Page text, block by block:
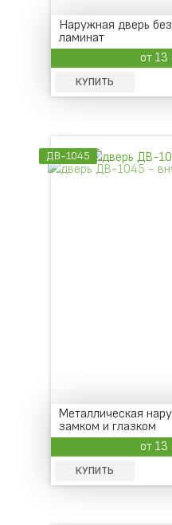
Наружная дверь
ламинат
от 13
КУПИТЬ
ДВ-1045
Металлическая
замком и глазком
от 13
КУПИТЬ